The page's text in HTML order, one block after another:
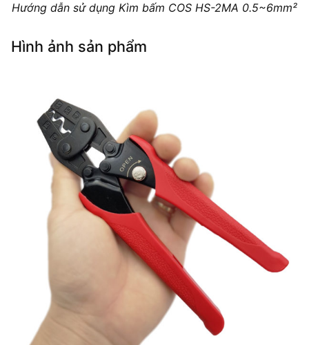
Hướng dẫn sử dụng Kìm bấm COS HS-2MA 0.5~6mm²
Hình ảnh sản phẩm